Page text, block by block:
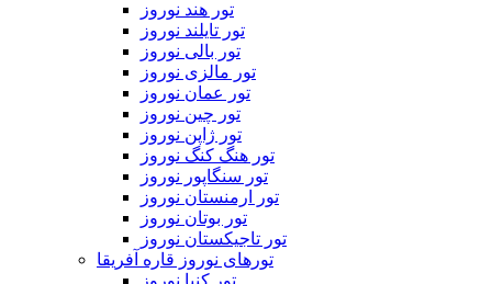
تور هند نوروز
تور تایلند نوروز
تور بالی نوروز
تور مالزی نوروز
تور عمان نوروز
تور چین نوروز
تور ژاپن نوروز
تور هنگ کنگ نوروز
تور سنگاپور نوروز
تور ارمنستان نوروز
تور بوتان نوروز
تور تاجیکستان نوروز
تورهای نوروز قاره آفریقا
تور کنیا نوروز